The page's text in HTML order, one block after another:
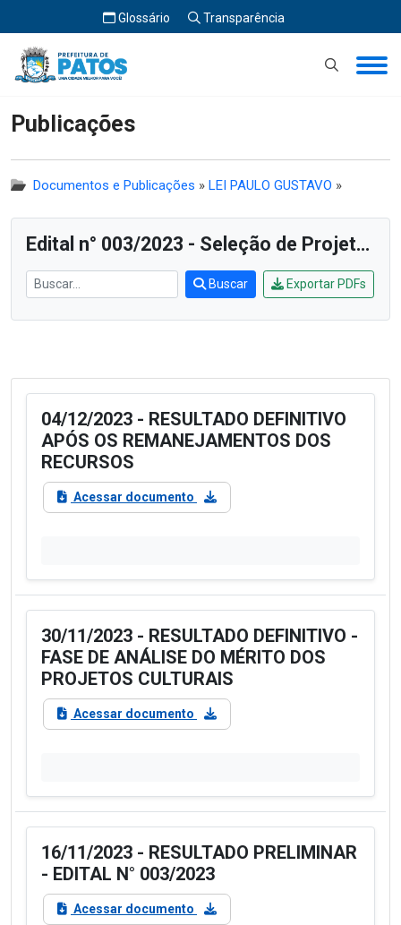
Glossário Transparência
Início Publicações
Publicações
Documentos e Publicações » LEI PAULO GUSTAVO »
Edital n° 003/2023 - Seleção de Projetos das Diversas Áreas Culturais
Buscar Exportar PDFs
04/12/2023 - RESULTADO DEFINITIVO
APÓS OS REMANEJAMENTOS DOS
RECURSOS
Acessar documento
30/11/2023 - RESULTADO DEFINITIVO -
FASE DE ANÁLISE DO MÉRITO DOS
PROJETOS CULTURAIS
Acessar documento
16/11/2023 - RESULTADO PRELIMINAR
- EDITAL N° 003/2023
Acessar documento